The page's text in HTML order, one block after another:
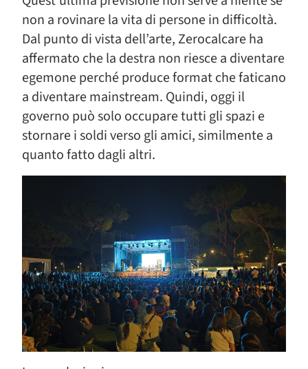
non a rovinare la vita di persone in difficoltà.
Dal punto di vista dell’arte, Zerocalcare ha
affermato che la destra non riesce a diventare
egemone perché produce format che faticano
a diventare mainstream. Quindi, oggi il
governo può solo occupare tutti gli spazi e
stornare i soldi verso gli amici, similmente a
quanto fatto dagli altri.